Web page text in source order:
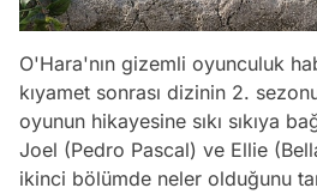
O'Hara'nın gizemli oyunculuk
kıyamet sonrası dizinin 2.
oyunun hikayesine sıkı sıkıya
Joel (Pedro Pascal) ve Ellie
ikinci bölümde neler olduğunu